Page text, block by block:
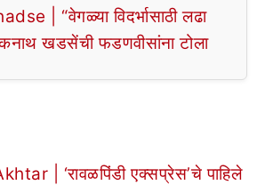
| “वेगळ्या विदर्भासाठी लढा
खडसेंची फडणवीसांना टोला
| ‘रावळपिंडी एक्सप्रेस’चे पाहिले